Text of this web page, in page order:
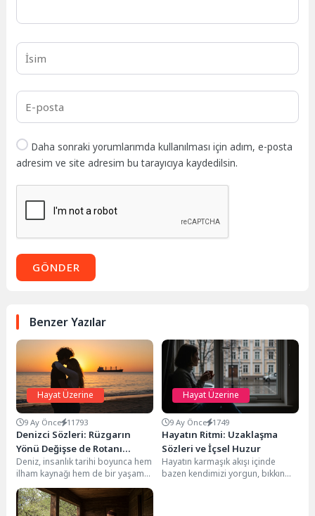
Daha sonraki yorumlarımda kullanılması için adım, e-posta
adresim ve site adresim bu tarayıcıya kaydedilsin.
GÖNDER
Benzer Yazılar
Hayat Üzerine
9 Ay Önce 11793
Denizci Sözleri: Rüzgarın
Yönü Değişse de Rotanı
Belirle
Deniz, insanlık tarihi boyunca hem
ilham kaynağı hem de bir yaşam
okulu olmuştur. Engin sular,...
Hayat Üzerine
9 Ay Önce 1749
Hayatın Ritmi: Uzaklaşma
Sözleri ve İçsel Huzur
Hayatın karmaşık akışı içinde
bazen kendimizi yorgun, bıkkın